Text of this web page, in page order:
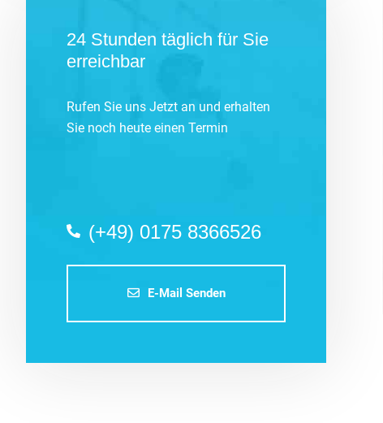
24 Stunden täglich für Sie
erreichbar
Rufen Sie uns Jetzt an und erhalten
Sie noch heute einen Termin
(+49) 0175 8366526
E-Mail Senden